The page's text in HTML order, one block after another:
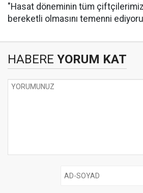
"Hasat döneminin tüm
bereketli olmasını temenni
HABERE YORUM KAT